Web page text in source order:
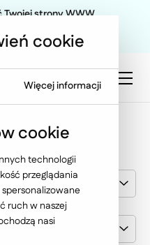
strony WWW
cookie
Więcej informacji
cookie
technologii
przeglądania
ruch w naszej
nasi